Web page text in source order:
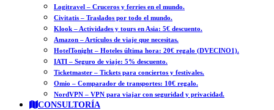
Logitravel – Cruceros y ferries en el mundo.
Civitatis – Traslados por todo el mundo.
Klook – Actividades y tours en Asia: 5€ descuento.
Amazon – Artículos de viaje que necesitas.
HotelTonight – Hoteles última hora: 20€ regalo (DVECINO1).
IATI – Seguro de viaje: 5% descuento.
Ticketmaster – Tickets para conciertos y festivales.
Omio – Comparador de transportes: 10€ regalo.
NordVPN – VPN para viajar con seguridad y privacidad.
CONSULTORÍA